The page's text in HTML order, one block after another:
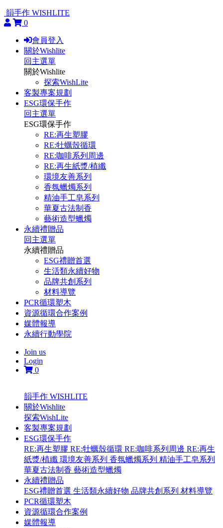
韻手作 WISHLITE
0
會員登入
關於Wishlite
回主選單
關於Wishlite
探索WishLite
客製專案規劃
ESG環保手作
回主選單
ESG環保手作
RE:再生塑膠
RE:牡蠣殼循環
RE:咖啡系列周邊
RE:再生紙漿/植纖
環境友善系列
香氛蠟燭系列
精油手工皂系列
華夏古法制香
藝術造型蠟燭
永續禮贈品
回主選單
永續禮贈品
ESG禮贈首選
生活類永續好物
品牌共創系列
材料導覽
PCR循環塑木
資源循環合作案例
媒體報導
永續行動學院
Join us
Login
0
韻手作 WISHLITE
關於Wishlite
探索WishLite
客製專案規劃
ESG環保手作
RE:再生塑膠 RE:牡蠣殼循環 RE:咖啡系列周邊 RE:再生
紙漿/植纖 環境友善系列 香氛蠟燭系列 精油手工皂系列
華夏古法制香 藝術造型蠟燭
永續禮贈品
ESG禮贈首選 生活類永續好物 品牌共創系列 材料導覽
PCR循環塑木
資源循環合作案例
媒體報導